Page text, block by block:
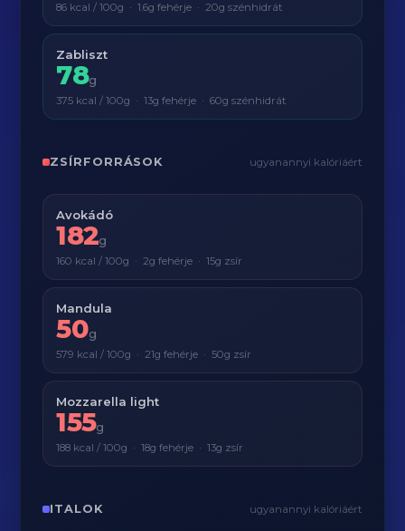
86 kcal / 100g · 1.6g fehérje · 20g szénhidrát
Zabliszt
78g
375 kcal / 100g · 13g fehérje · 60g szénhidrát
ZSÍRFORRÁSOK ugyanannyi kalóriáért
Avokádó
182g
160 kcal / 100g · 2g fehérje · 15g zsír
Mandula
50g
579 kcal / 100g · 21g fehérje · 50g zsír
Mozzarella light
155g
188 kcal / 100g · 18g fehérje · 13g zsír
ITALOK ugyanannyi kalóriáért